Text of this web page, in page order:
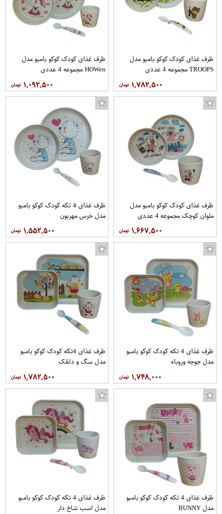
ظرف غذای کودک کوکو بامبو مدل
TROOPS مجموعه 4 عددی
۱,۷۸۲,۵۰۰
ظرف غذای کودک کوکو بامبو مدل
HOWen مجموعه 4 عددی
۱,۰۹۲,۵۰۰
ظرف غذای کودک کوکو بامبو مدل
ملوان کوچک مجموعه 4 عددی
۱,۶۶۷,۵۰۰
ظرف غذای 4 تکه کودک کوکو بامبو
مدل خرس مهربون
۱,۵۵۲,۵۰۰
ظرف غذای 4 تکه کودک کوکو بامبو
مدل جوجه وروباه
۱,۷۴۸,۰۰۰
ظرف غذای 4تکه کودک کوکو بامبو
مدل سگ و دلقک
۱,۷۸۲,۵۰۰
ظرف غذای 4 تکه کودک کوکو بامبو
مدل BUNNY
ظرف غذای 4 تکه کودک کوکو بامبو
مدل اسب شاخ دار